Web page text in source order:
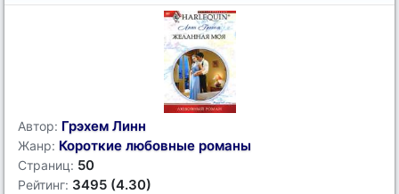
Автор: Грэхем Линн
Жанр: Короткие любовные романы
Страниц: 50
Рейтинг: 3495 (4.30)